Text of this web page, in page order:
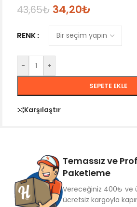
43,65₺ 34,20₺
RENK
- +
SEPETE EKLE
Karşılaştır
Temassız ve
Paketleme
Vereceğiniz 400₺ ve
ücretsiz kargoyla